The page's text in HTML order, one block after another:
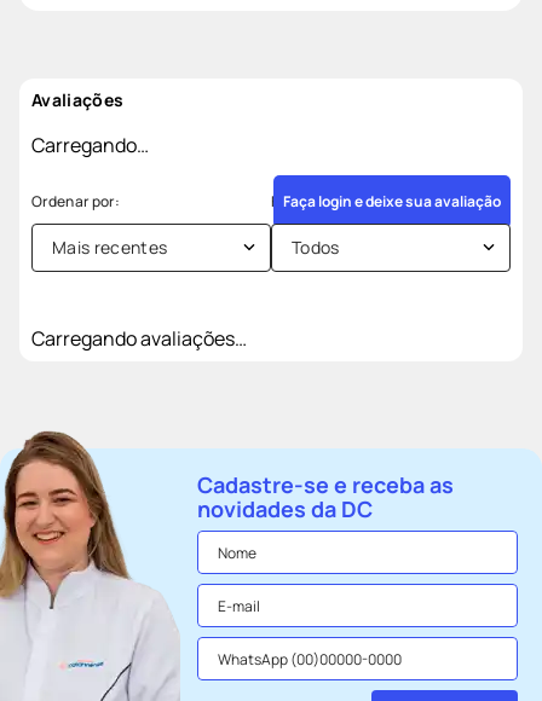
Avaliações
Carregando…
Faça login e deixe sua avaliação
Mais recentes Todos
Carregando avaliações…
Cadastre-se e receba as
novidades da DC